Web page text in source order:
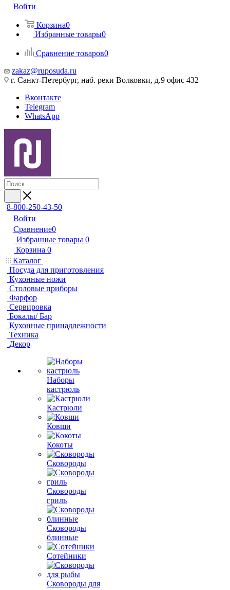
Войти
Корзина0
Избранные товары0
Сравнение товаров0
zakaz@ruposuda.ru
г. Санкт-Петербург, наб. реки Волковки, д.9 офис 432
Вконтакте
Telegram
WhatsApp
8-800-250-43-50
Войти
Сравнение0
Избранные товары 0
Корзина 0
Каталог
Посуда для приготовления
Кухонные ножи
Столовые приборы
Фарфор
Сервировка
Бокалы/ Бар
Кухонные принадлежности
Техника
Декор
Наборы
кастрюль
Кастрюли
Ковши
Кокоты
Сковороды
Сковороды
гриль
Сковороды
блинные
Сотейники
Сковороды для